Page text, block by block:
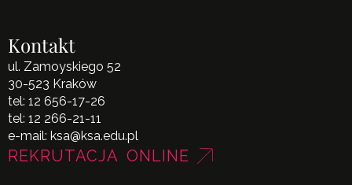
Kontakt
ul. Zamoyskiego 52
30-523 Kraków
tel: 12 656-17-26
tel: 12 266-21-11
e-mail: ksa@ksa.edu.pl
REKRUTACJA ONLINE